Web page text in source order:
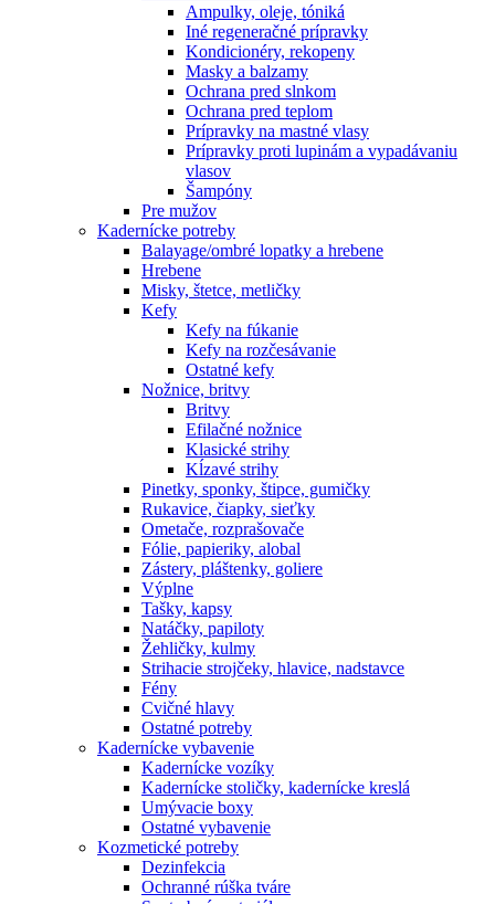
Ampulky, oleje, tóniká
Iné regeneračné prípravky
Kondicionéry, rekopeny
Masky a balzamy
Ochrana pred slnkom
Ochrana pred teplom
Prípravky na mastné vlasy
Prípravky proti lupinám a vypadávaniu
vlasov
Šampóny
Pre mužov
Kadernícke potreby
Balayage/ombré lopatky a hrebene
Hrebene
Misky, štetce, metličky
Kefy
Kefy na fúkanie
Kefy na rozčesávanie
Ostatné kefy
Nožnice, britvy
Britvy
Efilačné nožnice
Klasické strihy
Kĺzavé strihy
Pinetky, sponky, štipce, gumičky
Rukavice, čiapky, sieťky
Ometače, rozprašovače
Fólie, papieriky, alobal
Zástery, pláštenky, goliere
Výplne
Tašky, kapsy
Natáčky, papiloty
Žehličky, kulmy
Strihacie strojčeky, hlavice, nadstavce
Fény
Cvičné hlavy
Ostatné potreby
Kadernícke vybavenie
Kadernícke vozíky
Kadernícke stoličky, kadernícke kreslá
Umývacie boxy
Ostatné vybavenie
Kozmetické potreby
Dezinfekcia
Ochranné rúška tváre